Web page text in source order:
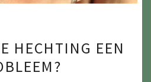
ONVEILIGE
HECHTING
HECHTING EEN